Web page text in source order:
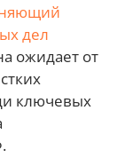
дел
ожидает от
ключевых